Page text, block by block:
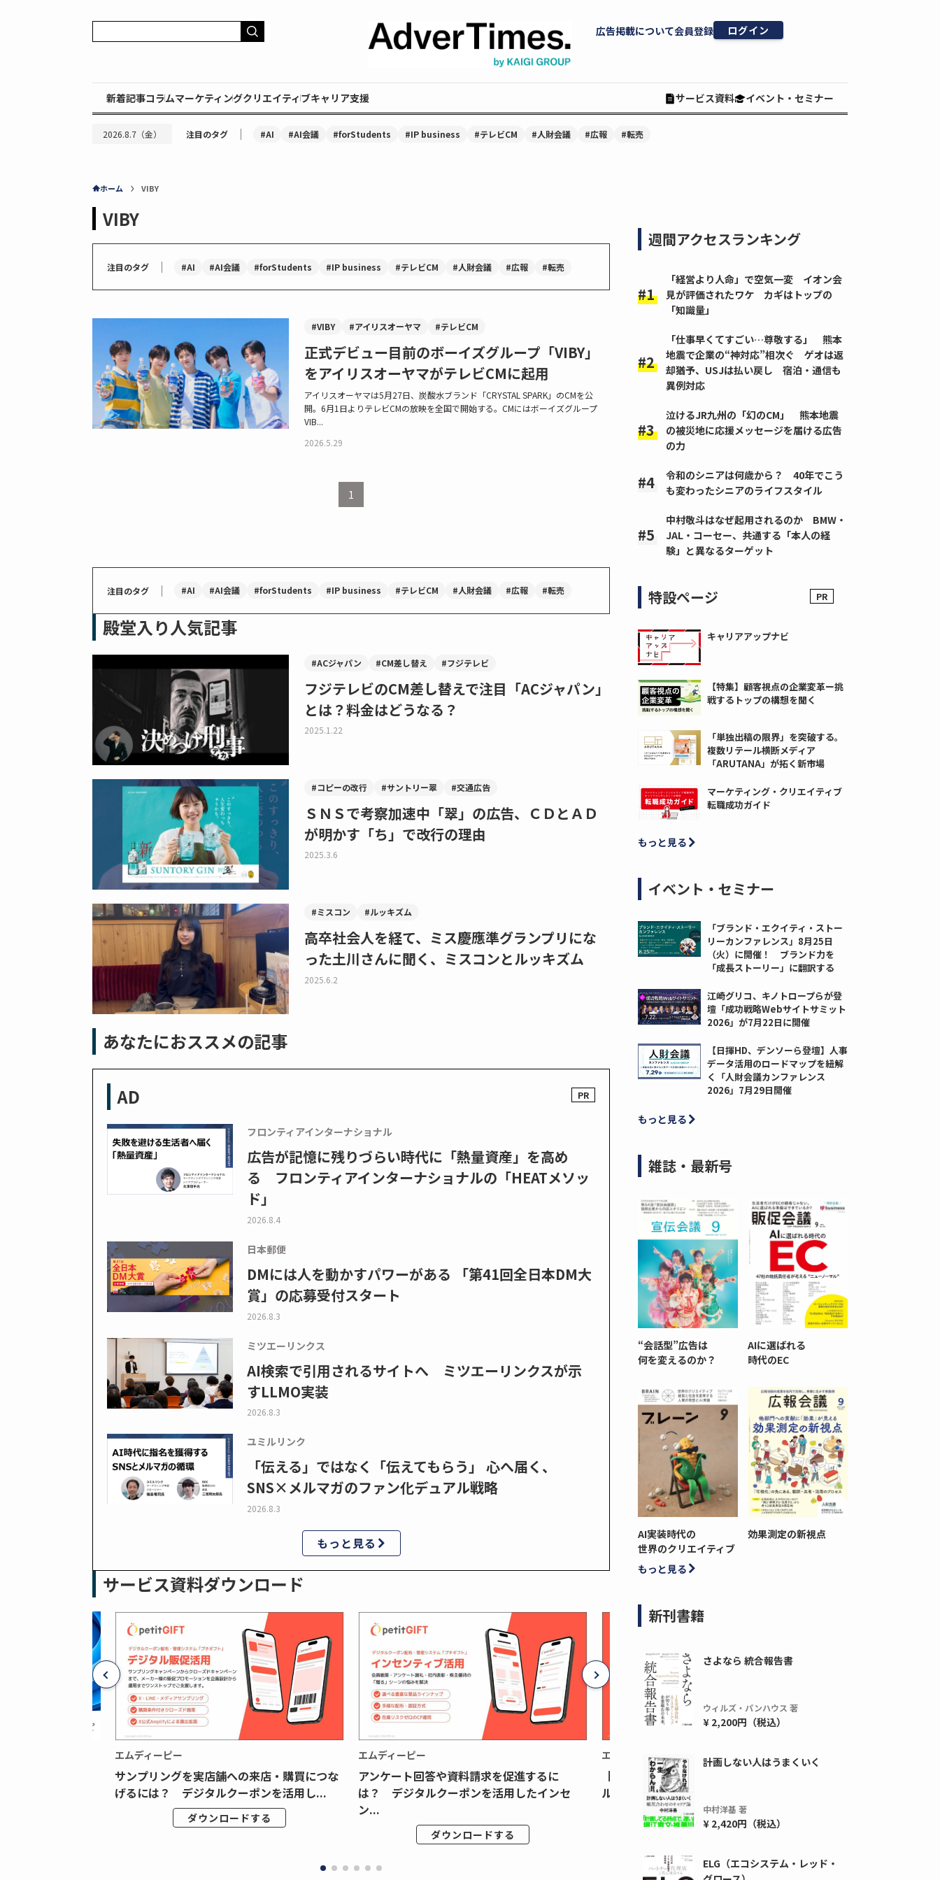
広告掲載について会員登録 ログイン
新着記事コラムマーケティングクリエイティブキャリア支援 サービス資料 イベント・セミナー
2026.8.7（金） 注目のタグ ｜ #AI #AI会議 #forStudents #IP business #テレビCM #人財会議 #広報 #転売
ホーム VIBY
VIBY
注目のタグ ｜ #AI #AI会議 #forStudents #IP business #テレビCM #人財会議 #広報 #転売
#VIBY #アイリスオーヤマ #テレビCM
正式デビュー目前のボーイズグループ「VIBY」
をアイリスオーヤマがテレビCMに起用
アイリスオーヤマは5月27日、炭酸水ブランド「CRYSTAL SPARK」のCMを公
開。6月1日よりテレビCMの放映を全国で開始する。CMにはボーイズグループ
VIB...
2026.5.29
1
注目のタグ ｜ #AI #AI会議 #forStudents #IP business #テレビCM #人財会議 #広報 #転売
殿堂入り人気記事
#ACジャパン #CM差し替え #フジテレビ
フジテレビのCM差し替えで注目「ACジャパン」
とは？料金はどうなる？
2025.1.22
#コピーの改行 #サントリー翠 #交通広告
ＳＮＳで考察加速中「翠」の広告、ＣＤとＡＤ
が明かす「ち」で改行の理由
2025.3.6
#ミスコン #ルッキズム
高卒社会人を経て、ミス慶應準グランプリにな
った土川さんに聞く、ミスコンとルッキズム
2025.6.2
あなたにおススメの記事
AD
フロンティアインターナショナル
広告が記憶に残りづらい時代に「熱量資産」を高め
る フロンティアインターナショナルの「HEATメソッ
ド」
2026.8.4
日本郵便
DMには人を動かすパワーがある 「第41回全日本DM大
賞」の応募受付スタート
2026.8.3
ミツエーリンクス
AI検索で引用されるサイトへ ミツエーリンクスが示
すLLMO実装
2026.8.3
ユミルリンク
「伝える」ではなく「伝えてもらう」 心へ届く、
SNS×メルマガのファン化デュアル戦略
2026.8.3
もっと見る
サービス資料ダウンロード
エムディーピー
サンプリングを実店舗への来店・購買につな
げるには？ デジタルクーポンを活用し...
ダウンロードする
エムディーピー
アンケート回答や資料請求を促進するに
は？ デジタルクーポンを活用したインセ
ン...
ダウンロードする
エムディーピー
【月間1,000万本以上の配布実績！】デジタ
ルクーポンを活用した販促キャンペーンを...
ダウンロードする
週間アクセスランキング
「経営より人命」で空気一変 イオン会
見が評価されたワケ カギはトップの
「知識量」
「仕事早くてすごい…尊敬する」 熊本
地震で企業の“神対応”相次ぐ ゲオは返
却猶予、USJは払い戻し 宿泊・通信も
異例対応
泣けるJR九州の「幻のCM」 熊本地震
の被災地に応援メッセージを届ける広告
の力
令和のシニアは何歳から？ 40年でこう
も変わったシニアのライフスタイル
中村敬斗はなぜ起用されるのか BMW・
JAL・コーセー、共通する「本人の経
験」と異なるターゲット
特設ページ
キャリアアップナビ
【特集】顧客視点の企業変革ー挑
戦するトップの構想を聞く
「単独出稿の限界」を突破する。
複数リテール横断メディア
「ARUTANA」が拓く新市場
マーケティング・クリエイティブ
転職成功ガイド
もっと見る
イベント・セミナー
「ブランド・エクイティ・ストー
リーカンファレンス」8月25日
（火）に開催！ ブランド力を
「成長ストーリー」に翻訳する
江崎グリコ、キノトロープらが登
壇「成功戦略Webサイトサミット
2026」が7月22日に開催
【日揮HD、デンソーら登壇】人事
データ活用のロードマップを紐解
く「人財会議カンファレンス
2026」7月29日開催
もっと見る
雑誌・最新号
“会話型”広告は
何を変えるのか？
AIに選ばれる
時代のEC
AI実装時代の
世界のクリエイティブ
効果測定の新視点
もっと見る
新刊書籍
さよなら 統合報告書
ウィルズ・パンハウス 著
¥ 2,200円（税込）
計画しない人はうまくいく
中村洋基 著
¥ 2,420円（税込）
ELG（エコシステム・レッド・